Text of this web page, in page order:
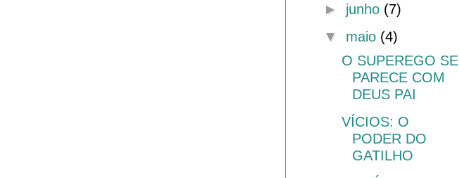
► junho (7)
▼ maio (4)
O SUPEREGO SE
PARECE COM
DEUS PAI
VÍCIOS: O
PODER DO
GATILHO